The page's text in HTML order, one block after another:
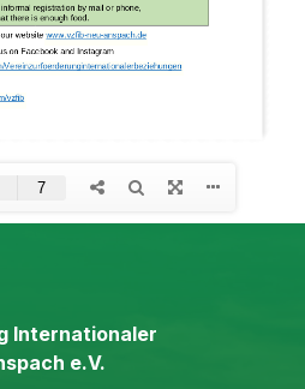
Internationaler
e.V.